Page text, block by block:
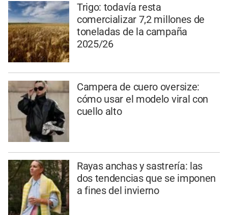
Trigo: todavía resta
comercializar 7,2 millones de
toneladas de la campaña
2025/26
Campera de cuero oversize:
cómo usar el modelo viral con
cuello alto
Rayas anchas y sastrería: las
dos tendencias que se imponen
a fines del invierno